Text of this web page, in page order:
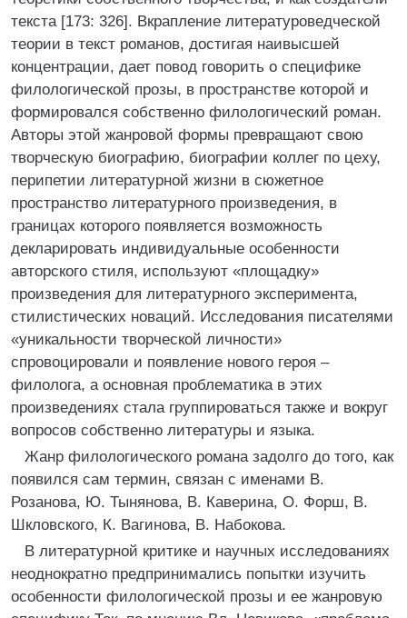
текста [173: 326]. Вкрапление литературоведческой
теории в текст романов, достигая наивысшей
концентрации, дает повод говорить о специфике
филологической прозы, в пространстве которой и
формировался собственно филологический роман.
Авторы этой жанровой формы превращают свою
творческую биографию, биографии коллег по цеху,
перипетии литературной жизни в сюжетное
пространство литературного произведения, в
границах которого появляется возможность
декларировать индивидуальные особенности
авторского стиля, используют «площадку»
произведения для литературного эксперимента,
стилистических новаций. Исследования писателями
«уникальности творческой личности»
спровоцировали и появление нового героя –
филолога, а основная проблематика в этих
произведениях стала группироваться также и вокруг
вопросов собственно литературы и языка.
Жанр филологического романа задолго до того, как
появился сам термин, связан с именами В.
Розанова, Ю. Тынянова, В. Каверина, О. Форш, В.
Шкловского, К. Вагинова, В. Набокова.
В литературной критике и научных исследованиях
неоднократно предпринимались попытки изучить
особенности филологической прозы и ее жанровую